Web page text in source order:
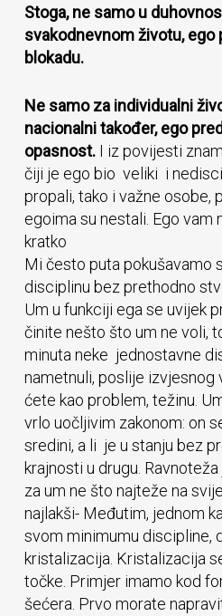
Stoga, ne samo u
svakodnevnom životu, ego
blokadu.
Ne samo za individualni
nacionalni također, ego
opasnost.I iz povijesti
čiji je ego bio veliki i
propali, tako i važne osobe,
egoima su nestali. Ego vam
kratko
Mi često puta pokušavamo
disciplinu bez prethodno
Um u funkciji ega se uvijek
činite nešto što um ne voli,
minuta neke jednostavne
nametnuli, poslije izvjesnog
ćete kao problem, težinu.
vrlo uočljivim zakonom: on
sredini, a li je u stanju bez
krajnosti u drugu. Ravnoteža
za um ne što najteže na
najlakši- Međutim, jednom
svom minimumu discipline,
kristalizacija. Kristalizacija
točke. Primjer imamo kod
šećera. Prvo morate